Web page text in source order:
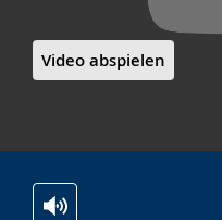
Video abspielen